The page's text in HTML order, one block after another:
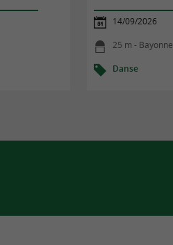
14/09/2026
25 m - Bayonne
Danse